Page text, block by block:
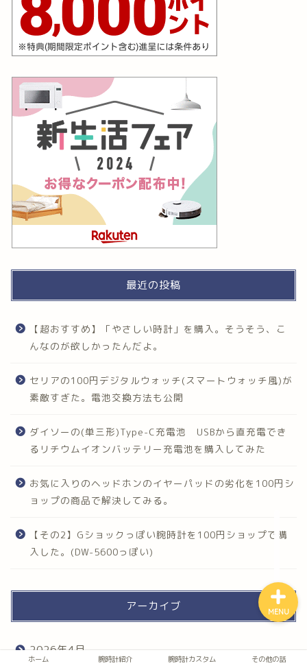
最近の投稿
【超おすすめ】「やさしい時計」を購入。そうそう、こ
んなのが欲しかったんだよ。
セリアの100円デジタルウォッチ(スマートウォッチ風)が
素敵すぎた。電池交換方法も公開
ダイソーの(単三形)Type-C充電池 USBから直充電でき
るリチウムイオンバッテリー充電池を購入してみた
お気に入りのヘッドホンのイヤーパッドの劣化を100円シ
ョップの商品で解決してみる。
【その2】Gショックっぽい腕時計を100円ショップで購
入した。(DW-5600っぽい)
アーカイブ
2026年4月
ホーム 腕時計紹介 腕時計カスタム その他の話
MENU
腕時計紹介
その他の話